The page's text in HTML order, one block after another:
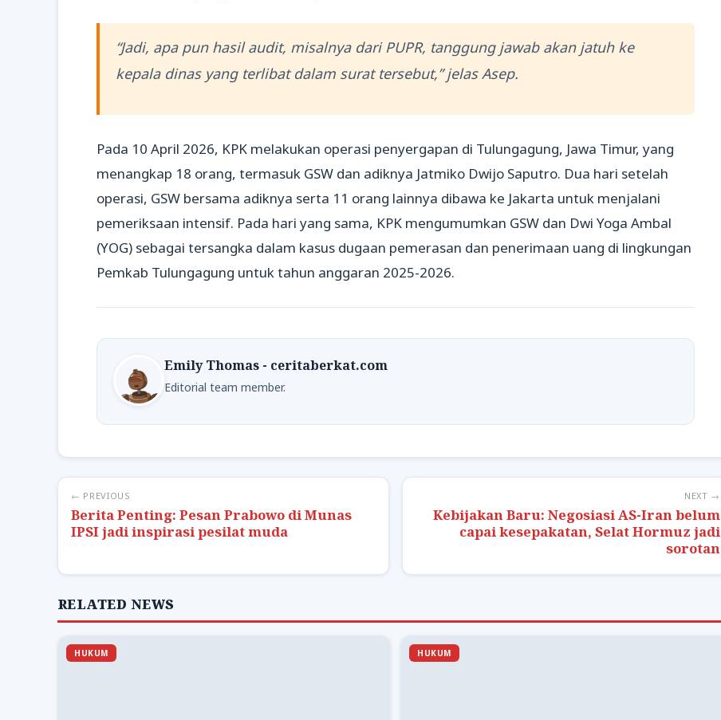
“Jadi, apa pun hasil audit, misalnya dari PUPR, tanggung jawab akan jatuh ke
kepala dinas yang terlibat dalam surat tersebut,” jelas Asep.
Pada 10 April 2026, KPK melakukan operasi penyergapan di Tulungagung, Jawa Timur, yang
menangkap 18 orang, termasuk GSW dan adiknya Jatmiko Dwijo Saputro. Dua hari setelah
operasi, GSW bersama adiknya serta 11 orang lainnya dibawa ke Jakarta untuk menjalani
pemeriksaan intensif. Pada hari yang sama, KPK mengumumkan GSW dan Dwi Yoga Ambal
(YOG) sebagai tersangka dalam kasus dugaan pemerasan dan penerimaan uang di lingkungan
Pemkab Tulungagung untuk tahun anggaran 2025-2026.
Emily Thomas - ceritaberkat.com
Editorial team member.
← PREVIOUS
Berita Penting: Pesan Prabowo di Munas
IPSI jadi inspirasi pesilat muda
NEXT →
Kebijakan Baru: Negosiasi AS-Iran belum
capai kesepakatan, Selat Hormuz jadi
sorotan
RELATED NEWS
HUKUM HUKUM